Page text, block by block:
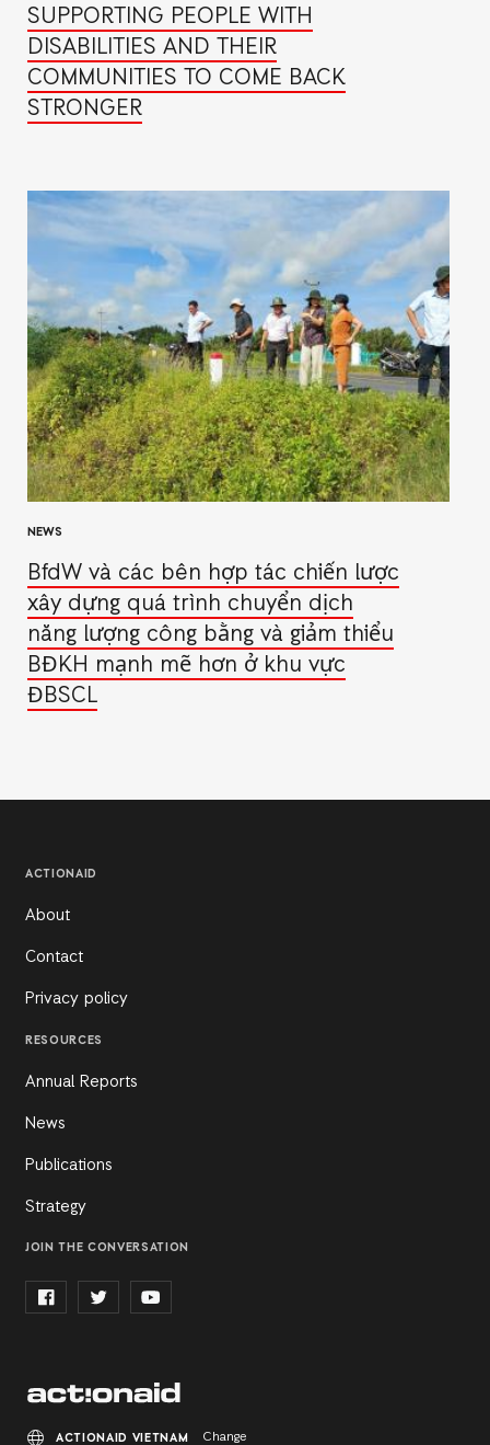
SUPPORTING PEOPLE WITH
DISABILITIES AND THEIR
COMMUNITIES TO COME BACK
STRONGER
NEWS
BfdW và các bên hợp tác chiến lược
xây dựng quá trình chuyển dịch
năng lượng công bằng và giảm thiểu
BĐKH mạnh mẽ hơn ở khu vực
ĐBSCL
ACTIONAID
About
Contact
Privacy policy
RESOURCES
Annual Reports
News
Publications
Strategy
JOIN THE CONVERSATION
ACTIONAID VIETNAM Change